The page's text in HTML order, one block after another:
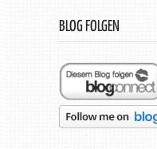
BLOG FOLGEN